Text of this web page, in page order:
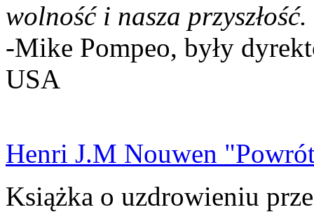
wolność i nasza przyszłość.
-Mike Pompeo, były
USA
Henri J.M Nouwen
Książka o uzdrowieniu